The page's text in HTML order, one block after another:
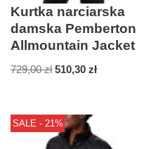
Kurtka narciarska
damska Pemberton
Allmountain Jacket
729,00zł 510,30 zł
SALE - 21%